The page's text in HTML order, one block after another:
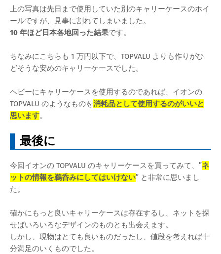
上の写真は先日まで使用していた別のキャリーケースのホイ
ールですが、見事に割れてしまいました。
10 年ほど日本各地回った結果です。
ちなみにこちらも 1 万円以下で、TOPVALU よりも作りがひ
どそうな安めのキャリーケースでした。
ヘビーにキャリーケースを使用するのであれば、イオンの
TOPVALU のようなものを消耗品として使用するのがいいと
思います。
最後に
今回イオンの TOPVALU のキャリーケースを買ってみて、”ネ
ットの情報を鵜呑みにしてはいけない” と非常に思いまし
た。
確かにもっと良いキャリーケースは存在するし、ネットを探
せばいろいろなデザインのものとも出会えます。
しかし、現物はとても良いものだったし、値段を考えれば十
分満足のいくものでした。